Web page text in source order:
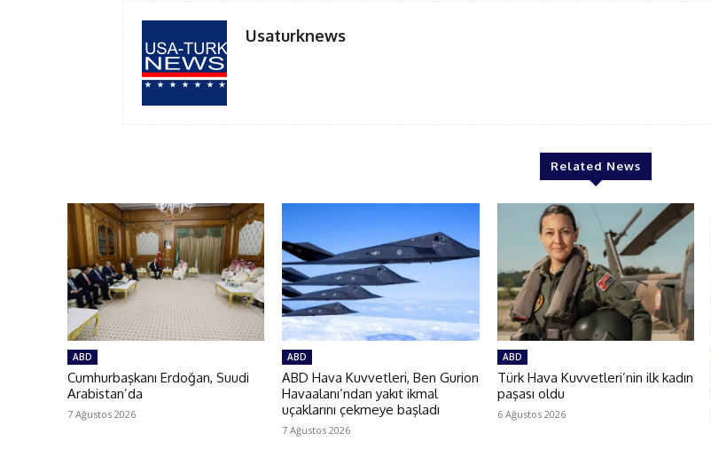
Usaturknews
Related News
ABD
Cumhurbaşkanı Erdoğan, Suudi
Arabistan’da
7 Ağustos 2026
ABD
ABD Hava Kuvvetleri, Ben Gurion
Havaalanı’ndan yakıt ikmal
uçaklarını çekmeye başladı
7 Ağustos 2026
ABD
Türk Hava Kuvvetleri’nin ilk kadın
paşası oldu
6 Ağustos 2026